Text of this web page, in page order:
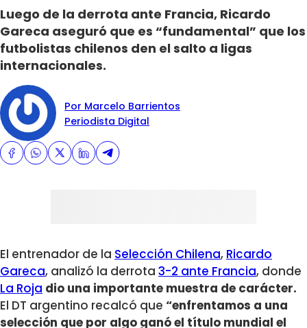
Luego de la derrota ante Francia, Ricardo
Gareca aseguró que es “fundamental” que los
futbolistas chilenos den el salto a ligas
internacionales.
Por Marcelo Barrientos
Periodista Digital
El entrenador de la Selección Chilena, Ricardo
Gareca, analizó la derrota 3-2 ante Francia, donde
La Roja dio una importante muestra de carácter.
El DT argentino recalcó que “enfrentamos a una
selección que por algo ganó el título mundial el